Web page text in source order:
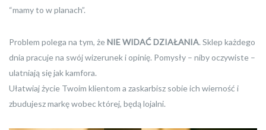
“mamy to w planach”.
Problem polega na tym, żeNIE WIDAĆ DZIAŁANIA. Sklep każdego
dnia pracuje na swój wizerunek i opinię. Pomysły – niby oczywiste –
ulatniają się jak kamfora.
Ułatwiaj życie Twoim klientom a zaskarbisz sobie ich wierność i
zbudujesz markę wobec której, będą lojalni.